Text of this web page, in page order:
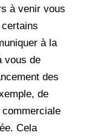
à venir vous
certains
à la
vous de
des
de
Cela